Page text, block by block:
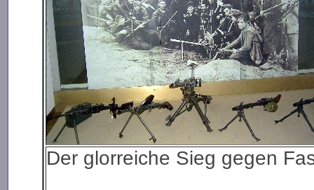
Der glorreiche Sieg gegen